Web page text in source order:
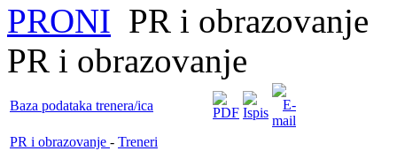
PRONI PR i obrazovanje
PR i obrazovanje
Baza podataka trenera/ica
PR i obrazovanje - Treneri